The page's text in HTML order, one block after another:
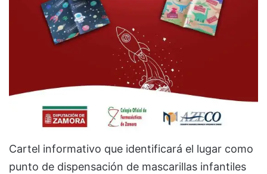
Cartel informativo que identificará el lugar como
punto de dispensación de mascarillas infantiles